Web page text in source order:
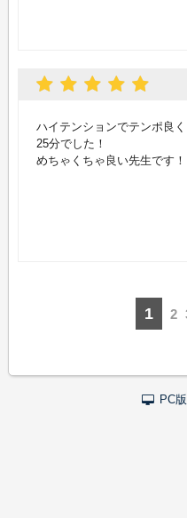
ハイテンションでテンポ良
25分でした！
めちゃくちゃ良い先生です！
1 2
PC